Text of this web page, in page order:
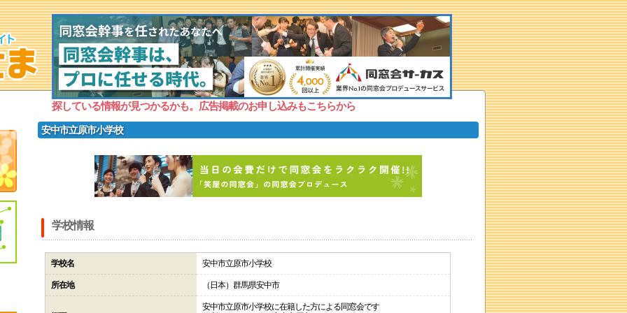
探している情報が見つかるかも。広告掲載のお申し込みもこちらから
安中市立原市小学校
学校情報
学校名 安中市立原市小学校
所在地 （日本）群馬県安中市
安中市立原市小学校に在籍した方による同窓会です